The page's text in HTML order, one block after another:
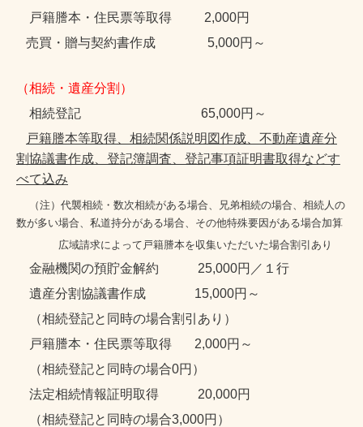
戸籍謄本・住民票等取得 2,000円
売買・贈与契約書作成 5,000円～
（相続・遺産分割）
相続登記 65,000円～
戸籍謄本等取得、相続関係説明図作成、 不動産遺産分
割協議書作成、登記簿調査、登記事項証明書取得などす
べて込み
（注） 代襲相続・数次相続がある場合、 兄弟相続の場合
相続人の
数が多い場合 、私道持分がある場合、その他特殊要因がある場合加算
広域請求によって戸籍謄本を収集いただいた場合割引あり
金融機関の預貯金解約 25,000円／１行
遺産分割協議書作成 15,000円～
（相続登記と同時の場合割引あり）
戸籍謄本・住民票等取得 2,000円～
（相続登記と同時の場合0円）
法定相続情報証明取得 20,000円
（相続登記と同時の場合3,000円 ）